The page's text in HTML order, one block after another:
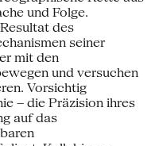
und Folge.
des
seiner
mit den
und versuchen
Vorsichtig
– die Präzision ihres
auf das